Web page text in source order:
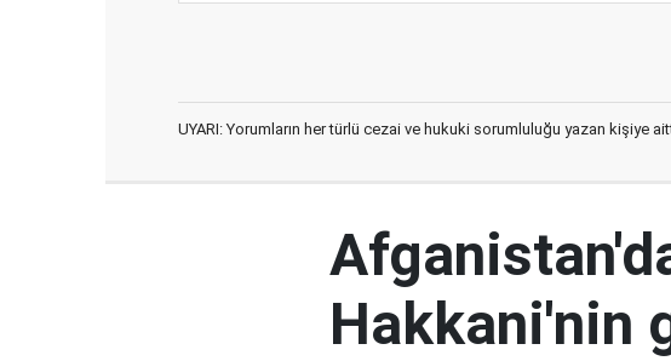
UYARI: Yorumların her türlü cezai ve hukuki sorumluluğu yazan kişiye
Hakkani'nin